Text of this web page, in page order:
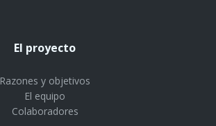
El proyecto
Razones y objetivos
El equipo
Colaboradores